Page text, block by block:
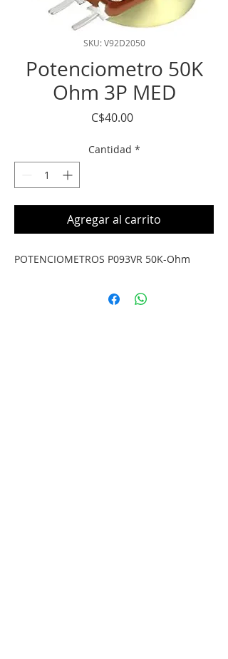
SKU: V92D2050
Potenciometro 50K
Ohm 3P MED
C$40.00Precio
Cantidad *
Agregar al carrito
POTENCIOMETROS P093VR 50K-Ohm